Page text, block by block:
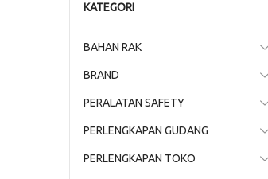
KATEGORI
BAHAN RAK
BRAND
PERALATAN SAFETY
PERLENGKAPAN GUDANG
PERLENGKAPAN TOKO